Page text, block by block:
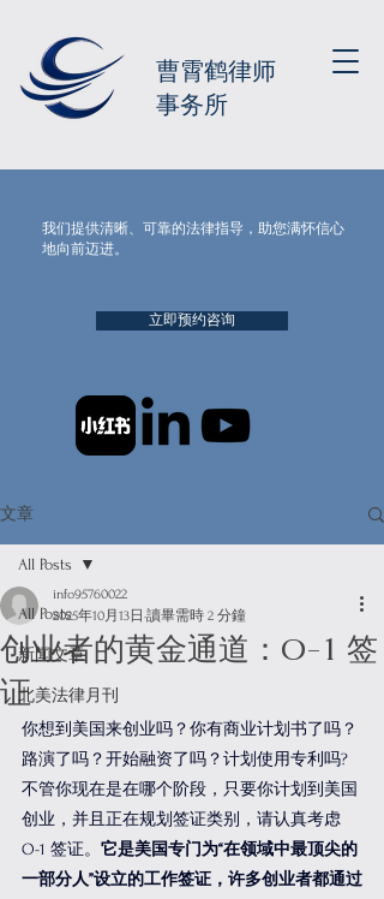
我们提供清晰、可靠的法律指导，助您满怀信心
地向前迈进。
立即预约咨询
曹霄鹤律师
事务所
文章
All Posts
新闻文章
北美法律月刊
All Posts
创业者的黄金通道：O-1 签
证
info95760022
2025年10月13日 讀畢需時 2 分鐘
你想到美国来创业吗？你有商业计划书了吗？
路演了吗？开始融资了吗？计划使用专利吗?
不管你现在是在哪个阶段，只要你计划到美国
创业，并且正在规划签证类别，请认真考虑
O-1 签证。 它是美国专门为“在领域中最顶尖的
一部分人”设立的工作签证，许多创业者都通过